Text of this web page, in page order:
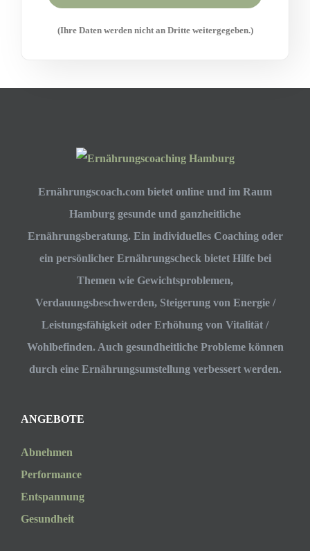
(Ihre Daten werden nicht an Dritte weitergegeben.)
Ernährungscoach.com bietet online und im Raum
Hamburg gesunde und ganzheitliche
Ernährungsberatung. Ein individuelles Coaching oder
ein persönlicher Ernährungscheck bietet Hilfe bei
Themen wie Gewichtsproblemen,
Verdauungsbeschwerden, Steigerung von Energie /
Leistungsfähigkeit oder Erhöhung von Vitalität /
Wohlbefinden. Auch gesundheitliche Probleme können
durch eine Ernährungsumstellung verbessert werden.
ANGEBOTE
Abnehmen
Performance
Entspannung
Gesundheit